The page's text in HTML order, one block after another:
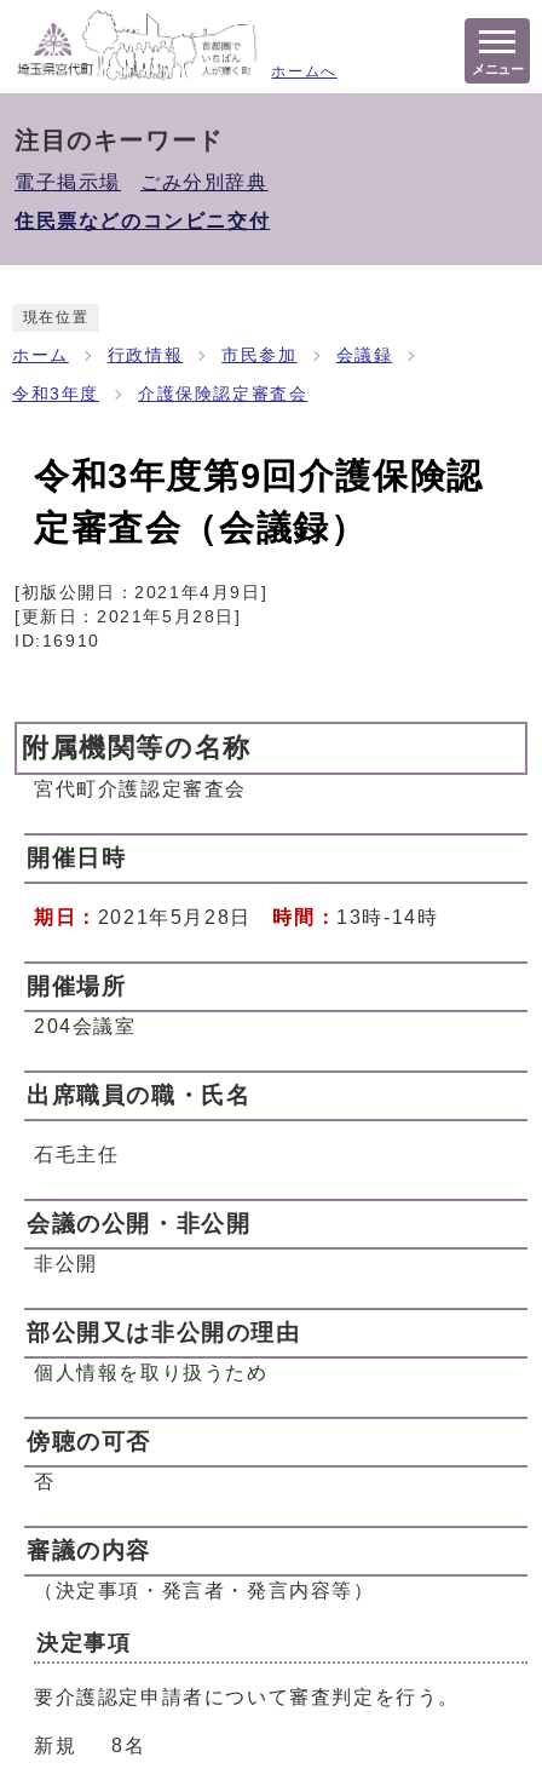
ホームへ メニュー
注目のキーワード
電子掲示場
ごみ分別辞典
住民票などのコンビニ交付
現在位置
ホーム 行政情報 市民参加 会議録
令和3年度 介護保険認定審査会
令和3年度第9回介護保険認
定審査会（会議録）
[初版公開日：2021年4月9日 ]
[更新日： 2021年5月28日 ]
ID:16910
附属機関等の名称
宮代町介護認定審査会
開催日時
期日： 2021年5月28日 時間： 13時-14時
開催場所
204会議室
出席職員の職・氏名
石毛主任
会議の公開・非公開
非公開
部公開又は非公開の理由
個人情報を取り扱うため
傍聴の可否
否
審議の内容
（決定事項・発言者・発言内容等）
決定事項
要介護認定申請者について審査判定を行う。
新規 8名